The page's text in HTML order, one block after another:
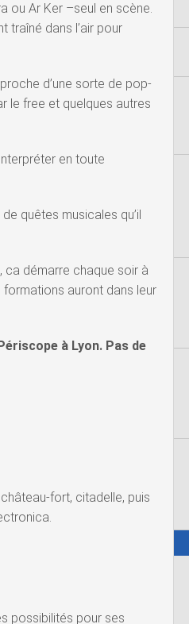
ou Ar Ker –seul en scène.
traîné dans l’air pour
d’une sorte de pop-
le free et quelques autres
en toute
quêtes musicales qu’il
ca démarre chaque soir à
auront dans leur
à Lyon. Pas de
fort, citadelle, puis
possibilités pour ses